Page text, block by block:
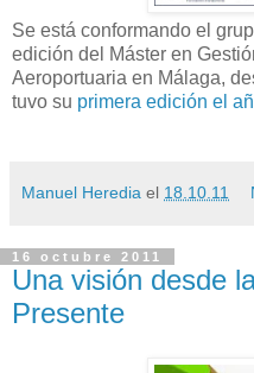
Se está conformando el
edición del Máster en
Aeroportuaria en Málaga,
tuvo su primera edición el
Manuel Heredia el 18.10.11
16 octubre 2011
Una visión desde
Presente